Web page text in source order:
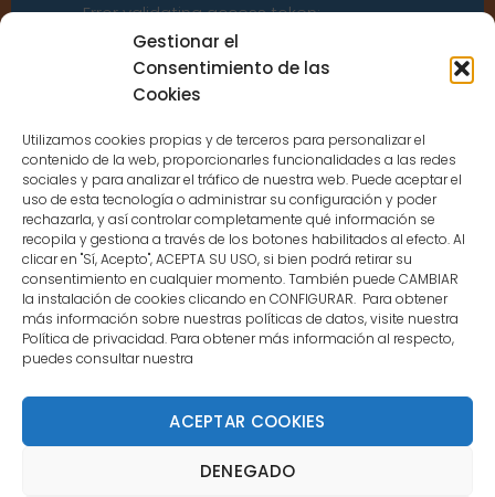
Gestionar el
Consentimiento de las
Cookies
Utilizamos cookies propias y de terceros para personalizar el
contenido de la web, proporcionarles funcionalidades a las redes
sociales y para analizar el tráfico de nuestra web. Puede aceptar el
uso de esta tecnología o administrar su configuración y poder
rechazarla, y así controlar completamente qué información se
recopila y gestiona a través de los botones habilitados al efecto. Al
clicar en "Sí, Acepto", ACEPTA SU USO, si bien podrá retirar su
consentimiento en cualquier momento. También puede CAMBIAR
la instalación de cookies clicando en CONFIGURAR. Para obtener
más información sobre nuestras políticas de datos, visite nuestra
Política de privacidad. Para obtener más información al respecto,
puedes consultar nuestra
ACEPTAR COOKIES
DENEGADO
Error validating access token:
Sessions for the user are not allowed
because the user is not a confirmed
CONTACTO
MENÚ PRINCIPAL
MI CUENTA
DOCUMENTACIÓN